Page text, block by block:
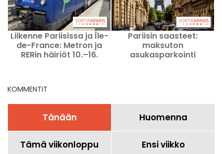
Liikenne Pariisissa ja Île-
de-France: Metron ja
RERin häiriöt 10.–16.
Pariisin saasteet:
maksuton
asukasparkointi
KOMMENTIT
Tänään Huomenna
Tämä viikonloppu Ensi viikko